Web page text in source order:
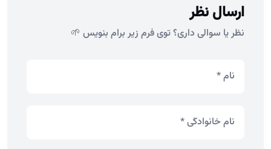
ارسال نظر
نظر یا سوالی داری؟ توی فرم زیر برام بنویس 🌱